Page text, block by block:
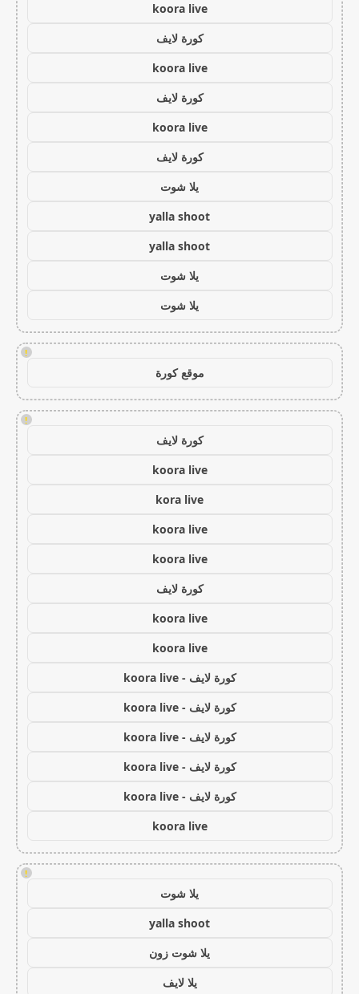
koora live
كورة لايف
koora live
كورة لايف
koora live
كورة لايف
يلا شوت
yalla shoot
yalla shoot
يلا شوت
يلا شوت
!
موقع كورة
!
كورة لايف
koora live
kora live
koora live
koora live
كورة لايف
koora live
koora live
كورة لايف - koora live
كورة لايف - koora live
كورة لايف - koora live
كورة لايف - koora live
كورة لايف - koora live
koora live
!
يلا شوت
yalla shoot
يلا شوت زون
يلا لايف